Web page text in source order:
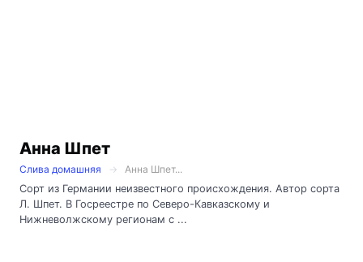
Анна Шпет
Слива домашняя
Анна Шпет...
Сорт из Германии неизвестного происхождения. Автор сорта
Л. Шпет. В Госреестре по Северо-Кавказскому и
Нижневолжскому регионам с ...